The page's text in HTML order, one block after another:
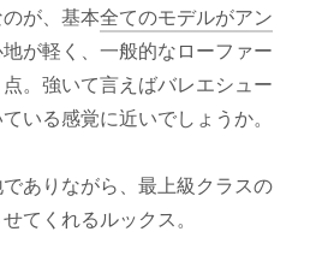
が、基本全てのモデルがアン
が軽く、一般的なローファー
。強いて言えばバレエシュー
いる感覚に近いでしょうか。
ありながら、最上級クラスの
てくれるルックス。